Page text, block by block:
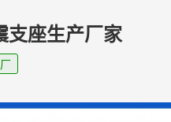
支座生产厂家